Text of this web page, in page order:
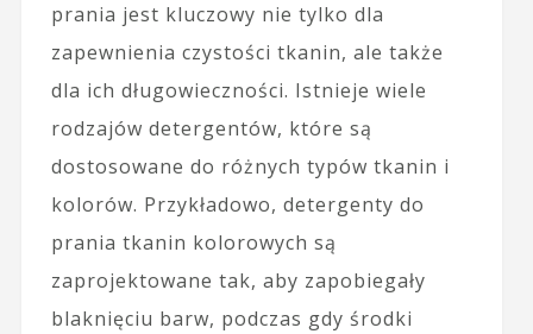
prania jest kluczowy nie tylko dla
zapewnienia czystości tkanin, ale także
dla ich długowieczności. Istnieje wiele
rodzajów detergentów, które są
dostosowane do różnych typów tkanin i
kolorów. Przykładowo, detergenty do
prania tkanin kolorowych są
zaprojektowane tak, aby zapobiegały
blaknięciu barw, podczas gdy środki